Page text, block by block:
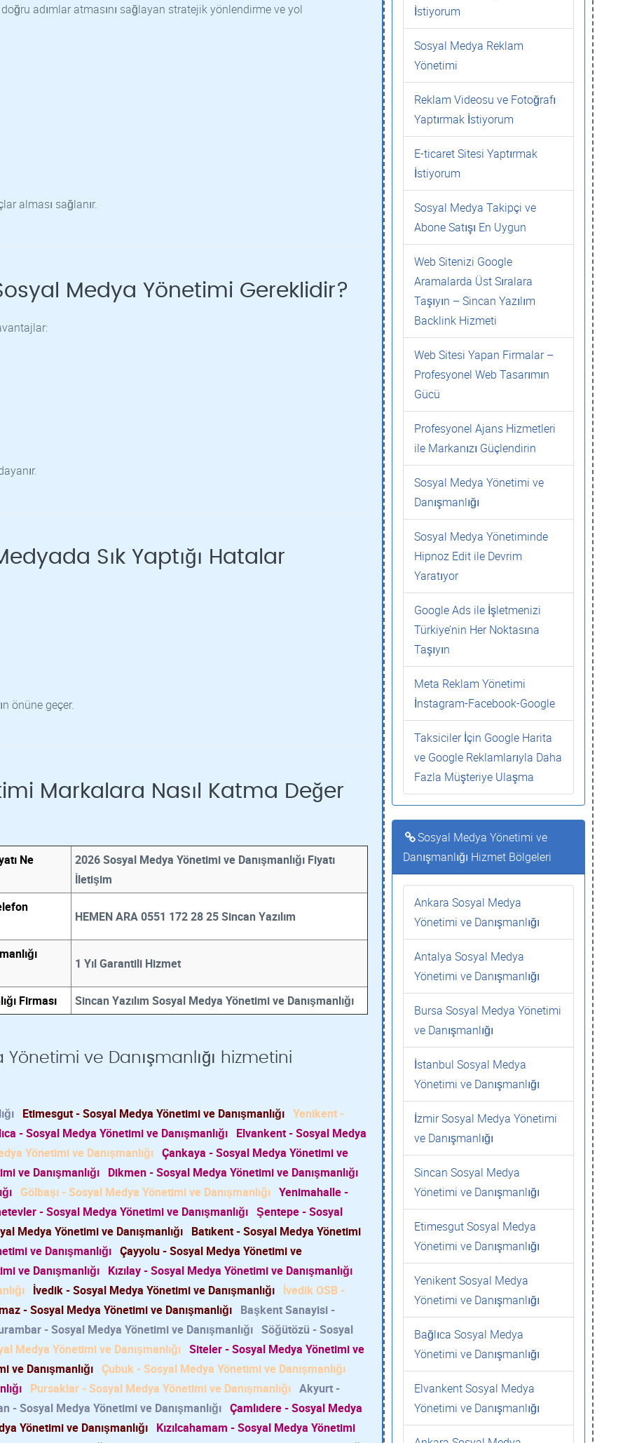
adımlar atmasını sağlayan stratejik yönlendirme ve yol
alması sağlanır.
Medya Yönetimi Gereklidir?
Sık Yaptığı Hatalar
önüne geçer.
Markalara Nasıl Katma Değer
Ne
2026 Sosyal Medya Yönetimi ve Danışmanlığı Fiyatı
İletişim
HEMEN ARA 0551 172 28 25 Sincan Yazılım
1 Yıl Garantili Hizmet
Firması Sincan Yazılım Sosyal Medya Yönetimi ve Danışmanlığı
Yönetimi ve Danışmanlığı hizmetini
Etimesgut - Sosyal Medya Yönetimi ve Danışmanlığı Yenikent -
- Sosyal Medya Yönetimi ve Danışmanlığı Elvankent - Sosyal Medya
Yönetimi ve Danışmanlığı Çankaya - Sosyal Medya Yönetimi ve
ve Danışmanlığı Dikmen - Sosyal Medya Yönetimi ve Danışmanlığı
Gölbaşı - Sosyal Medya Yönetimi ve Danışmanlığı Yenimahalle -
- Sosyal Medya Yönetimi ve Danışmanlığı Şentepe - Sosyal
Medya Yönetimi ve Danışmanlığı Batıkent - Sosyal Medya Yönetimi
ve Danışmanlığı Çayyolu - Sosyal Medya Yönetimi ve
ve Danışmanlığı Kızılay - Sosyal Medya Yönetimi ve Danışmanlığı
İvedik - Sosyal Medya Yönetimi ve Danışmanlığı İvedik OSB -
- Sosyal Medya Yönetimi ve Danışmanlığı Başkent Sanayisi -
- Sosyal Medya Yönetimi ve Danışmanlığı Söğütözü - Sosyal
Medya Yönetimi ve Danışmanlığı Siteler - Sosyal Medya Yönetimi ve
ve Danışmanlığı Çubuk - Sosyal Medya Yönetimi ve Danışmanlığı
Pursaklar - Sosyal Medya Yönetimi ve Danışmanlığı Akyurt -
- Sosyal Medya Yönetimi ve Danışmanlığı Çamlıdere - Sosyal Medya
Yönetimi ve Danışmanlığı Kızılcahamam - Sosyal Medya Yönetimi
İstiyorum
Sosyal Medya Reklam
Yönetimi
Reklam Videosu ve Fotoğrafı
Yaptırmak İstiyorum
E-ticaret Sitesi Yaptırmak
İstiyorum
Sosyal Medya Takipçi ve
Abone Satışı En Uygun
Web Sitenizi Google
Aramalarda Üst Sıralara
Taşıyın – Sincan Yazılım
Backlink Hizmeti
Web Sitesi Yapan Firmalar –
Profesyonel Web Tasarımın
Gücü
Profesyonel Ajans Hizmetleri
ile Markanızı Güçlendirin
Sosyal Medya Yönetimi ve
Danışmanlığı
Sosyal Medya Yönetiminde
Hipnoz Edit ile Devrim
Yaratıyor
Google Ads ile İşletmenizi
Türkiye’nin Her Noktasına
Taşıyın
Meta Reklam Yönetimi
İnstagram-Facebook-Google
Taksiciler İçin Google Harita
ve Google Reklamlarıyla Daha
Fazla Müşteriye Ulaşma
Sosyal Medya Yönetimi ve
Danışmanlığı Hizmet Bölgeleri
Ankara Sosyal Medya
Yönetimi ve Danışmanlığı
Antalya Sosyal Medya
Yönetimi ve Danışmanlığı
Bursa Sosyal Medya Yönetimi
ve Danışmanlığı
İstanbul Sosyal Medya
Yönetimi ve Danışmanlığı
İzmir Sosyal Medya Yönetimi
ve Danışmanlığı
Sincan Sosyal Medya
Yönetimi ve Danışmanlığı
Etimesgut Sosyal Medya
Yönetimi ve Danışmanlığı
Yenikent Sosyal Medya
Yönetimi ve Danışmanlığı
Bağlıca Sosyal Medya
Yönetimi ve Danışmanlığı
Elvankent Sosyal Medya
Yönetimi ve Danışmanlığı